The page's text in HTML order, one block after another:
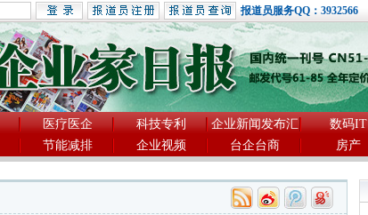
报道员服务QQ：3932566
医疗医企 科技专利 企业新闻发布汇 数码IT
节能减排 企业视频 台企台商 房产